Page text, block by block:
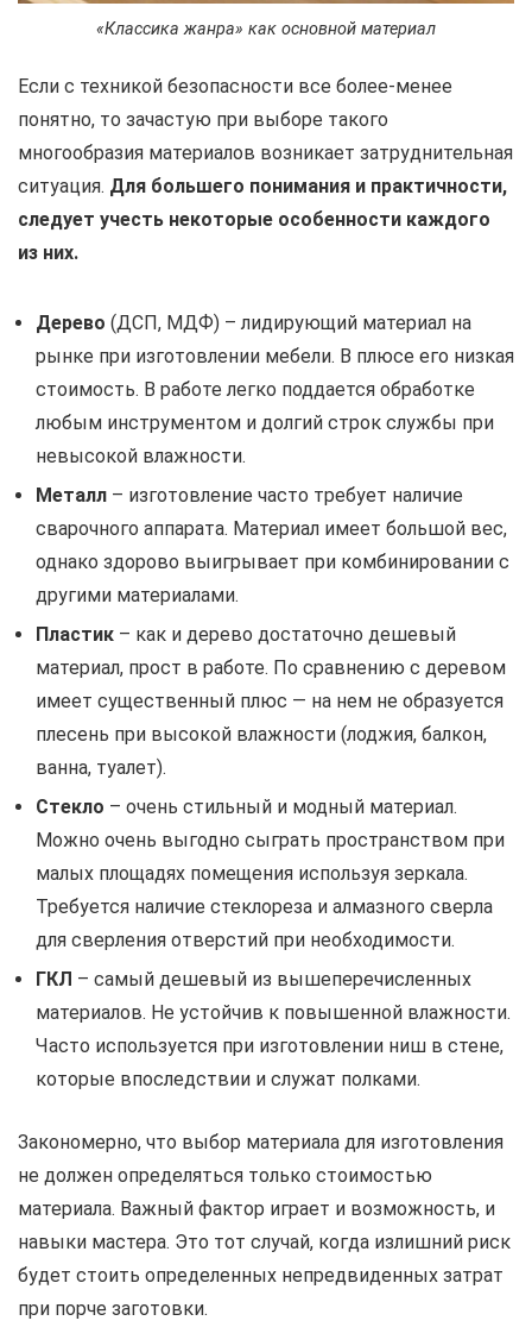
«Классика жанра» как основной материал
Если с техникой безопасности все более-менее
понятно, то зачастую при выборе такого
многообразия материалов возникает затруднительная
ситуация. Для большего понимания и практичности,
следует учесть некоторые особенности каждого
из них.
Дерево (ДСП, МДФ) – лидирующий материал на
рынке при изготовлении мебели. В плюсе его низкая
стоимость. В работе легко поддается обработке
любым инструментом и долгий строк службы при
невысокой влажности.
Металл – изготовление часто требует наличие
сварочного аппарата. Материал имеет большой вес,
однако здорово выигрывает при комбинировании с
другими материалами.
Пластик – как и дерево достаточно дешевый
материал, прост в работе. По сравнению с деревом
имеет существенный плюс — на нем не образуется
плесень при высокой влажности (лоджия, балкон,
ванна, туалет).
Стекло – очень стильный и модный материал.
Можно очень выгодно сыграть пространством при
малых площадях помещения используя зеркала.
Требуется наличие стеклореза и алмазного сверла
для сверления отверстий при необходимости.
ГКЛ – самый дешевый из вышеперечисленных
материалов. Не устойчив к повышенной влажности.
Часто используется при изготовлении ниш в стене,
которые впоследствии и служат полками.
Закономерно, что выбор материала для изготовления
не должен определяться только стоимостью
материала. Важный фактор играет и возможность, и
навыки мастера. Это тот случай, когда излишний риск
будет стоить определенных непредвиденных затрат
при порче заготовки.